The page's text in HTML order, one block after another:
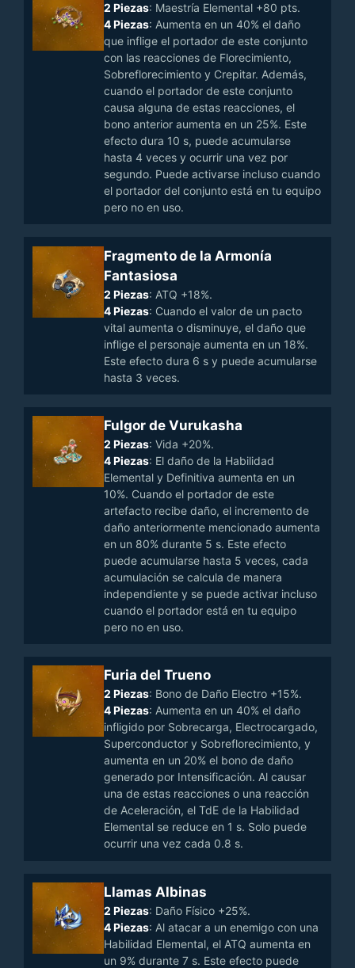
2 Piezas: Maestría Elemental +80 pts.
4 Piezas: Aumenta en un 40% el daño
que inflige el portador de este conjunto
con las reacciones de Florecimiento,
Sobreflorecimiento y Crepitar. Además,
cuando el portador de este conjunto
causa alguna de estas reacciones, el
bono anterior aumenta en un 25%. Este
efecto dura 10 s, puede acumularse
hasta 4 veces y ocurrir una vez por
segundo. Puede activarse incluso cuando
el portador del conjunto está en tu equipo
pero no en uso.
Fragmento de la Armonía
Fantasiosa
2 Piezas: ATQ +18%.
4 Piezas: Cuando el valor de un pacto
vital aumenta o disminuye, el daño que
inflige el personaje aumenta en un 18%.
Este efecto dura 6 s y puede acumularse
hasta 3 veces.
Fulgor de Vurukasha
2 Piezas: Vida +20%.
4 Piezas: El daño de la Habilidad
Elemental y Definitiva aumenta en un
10%. Cuando el portador de este
artefacto recibe daño, el incremento de
daño anteriormente mencionado aumenta
en un 80% durante 5 s. Este efecto
puede acumularse hasta 5 veces, cada
acumulación se calcula de manera
independiente y se puede activar incluso
cuando el portador está en tu equipo
pero no en uso.
Furia del Trueno
2 Piezas: Bono de Daño Electro +15%.
4 Piezas: Aumenta en un 40% el daño
infligido por Sobrecarga, Electrocargado,
Superconductor y Sobreflorecimiento, y
aumenta en un 20% el bono de daño
generado por Intensificación. Al causar
una de estas reacciones o una reacción
de Aceleración, el TdE de la Habilidad
Elemental se reduce en 1 s. Solo puede
ocurrir una vez cada 0.8 s.
Llamas Albinas
2 Piezas: Daño Físico +25%.
4 Piezas: Al atacar a un enemigo con una
Habilidad Elemental, el ATQ aumenta en
un 9% durante 7 s. Este efecto puede